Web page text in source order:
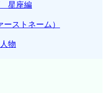
星座編
ストネーム）
物